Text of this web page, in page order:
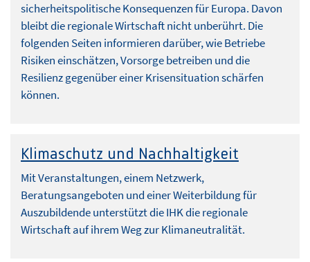
sicherheitspolitische Konsequenzen für Europa. Davon
bleibt die regionale Wirtschaft nicht unberührt. Die
folgenden Seiten informieren darüber, wie Betriebe
Risiken einschätzen, Vorsorge betreiben und die
Resilienz gegenüber einer Krisensituation schärfen
können.
Klimaschutz und Nachhaltigkeit
Mit Veranstaltungen, einem Netzwerk,
Beratungsangeboten und einer Weiterbildung für
Auszubildende unterstützt die IHK die regionale
Wirtschaft auf ihrem Weg zur Klimaneutralität.